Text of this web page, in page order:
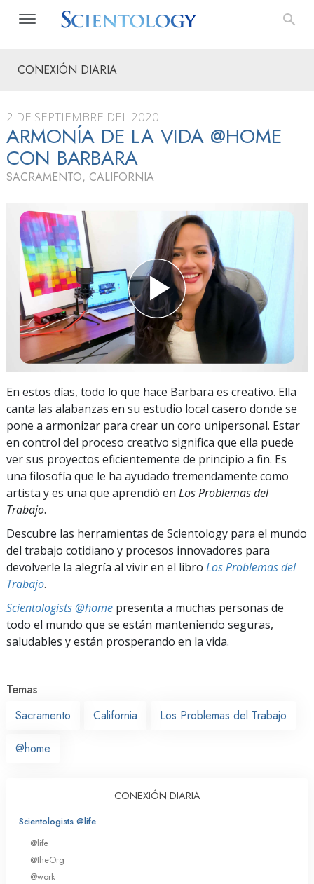
CONEXIÓN DIARIA
2 DE SEPTIEMBRE DEL 2020
ARMONÍA DE LA VIDA @HOME
CON BARBARA
SACRAMENTO, CALIFORNIA
En estos días, todo lo que hace Barbara es creativo. Ella
canta las alabanzas en su estudio local casero donde se
pone a armonizar para crear un coro unipersonal. Estar
en control del proceso creativo significa que ella puede
ver sus proyectos eficientemente de principio a fin. Es
una filosofía que le ha ayudado tremendamente como
artista y es una que aprendió en Los Problemas del
Trabajo.
Descubre las herramientas de Scientology para el mundo
del trabajo cotidiano y procesos innovadores para
devolverle la alegría al vivir en el libro Los Problemas del
Trabajo.
Scientologists @home presenta a muchas personas de
todo el mundo que se están manteniendo seguras,
saludables y están prosperando en la vida.
Temas
Sacramento
California Los Problemas del Trabajo
@home
CONEXIÓN DIARIA
Scientologists @life
@life
@theOrg
@work